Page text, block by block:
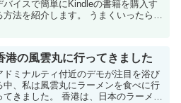
バイスで簡単にKindleの書籍を購入す
方法を紹介します。 うまくいったら、
港の風雲丸に行ってきました
ドミナルティ付近のデモが注目を浴び
中、私は風雲丸にラーメンを食べに行
てきました。 香港は、日本のラーメン